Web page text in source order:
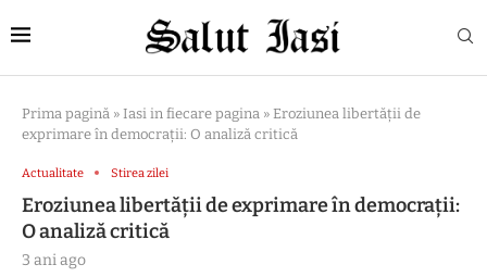
Prima pagină » Iasi in fiecare pagina » Eroziunea libertății de
exprimare în democrații: O analiză critică
Actualitate Stirea zilei
Eroziunea libertății de exprimare în democrații:
O analiză critică
3 ani ago